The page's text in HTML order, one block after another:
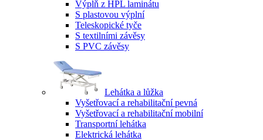
Výplň z HPL laminátu
S plastovou výplní
Teleskopické tyče
S textilními závěsy
S PVC závěsy
Lehátka a lůžka
Vyšetřovací a rehabilitační pevná
Vyšetřovací a rehabilitační mobilní
Transportní lehátka
Elektrická lehátka